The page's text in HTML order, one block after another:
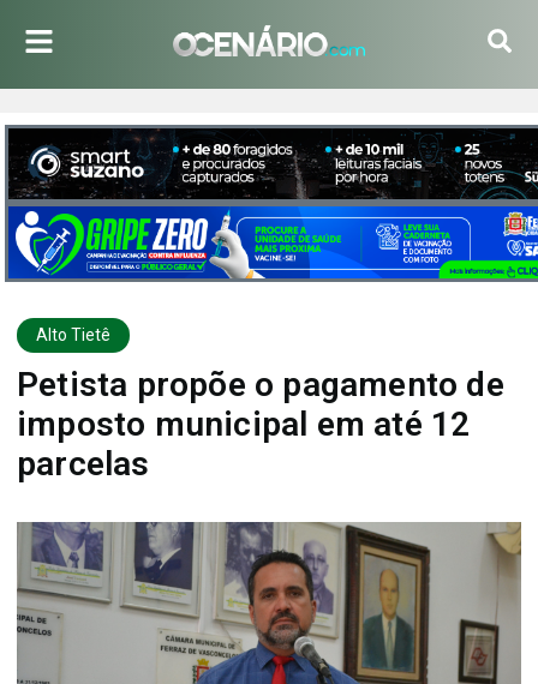
Alto Tietê
Petista propõe o pagamento de
imposto municipal em até 12
parcelas